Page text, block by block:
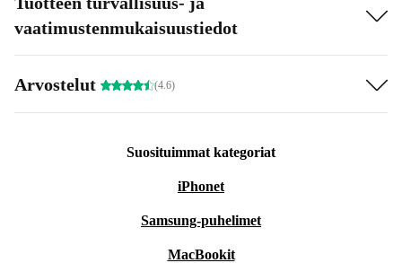
vaatimustenmukaisuustiedot
Arvostelut (4.6)
Suosituimmat kategoriat
iPhonet
Samsung-puhelimet
MacBookit